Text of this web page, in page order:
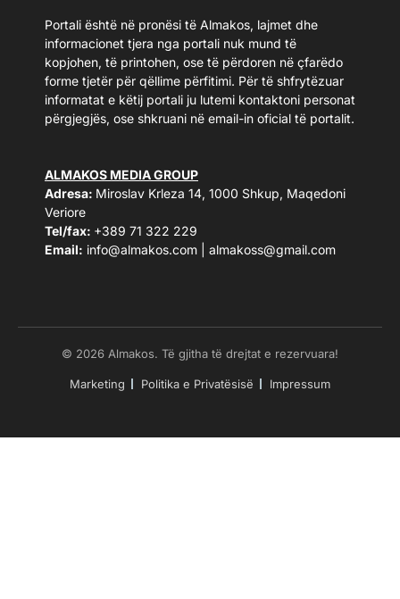
Portali është në pronësi të Almakos, lajmet dhe
informacionet tjera nga portali nuk mund të
kopjohen, të printohen, ose të përdoren në çfarëdo
forme tjetër për qëllime përfitimi. Për të shfrytëzuar
informatat e këtij portali ju lutemi kontaktoni personat
përgjegjës, ose shkruani në email-in oficial të portalit.
ALMAKOS MEDIA GROUP
Adresa: Miroslav Krleza 14, 1000 Shkup, Maqedoni
Veriore
Tel/fax: +389 71 322 229
Email: info@almakos.com almakoss@gmail.com
© 2026 Almakos. Të gjitha të drejtat e rezervuara!
Marketing Politika e Privatësisë Impressum